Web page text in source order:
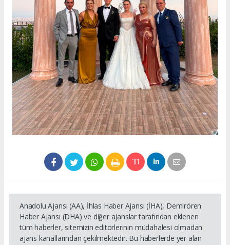
Anadolu Ajansı (AA), İhlas Haber Ajansı (İHA), Demirören
Haber Ajansı (DHA) ve diğer ajanslar tarafından eklenen
tüm haberler, sitemizin editörlerinin müdahalesi olmadan
ajans kanallarından çekilmektedir. Bu haberlerde yer alan